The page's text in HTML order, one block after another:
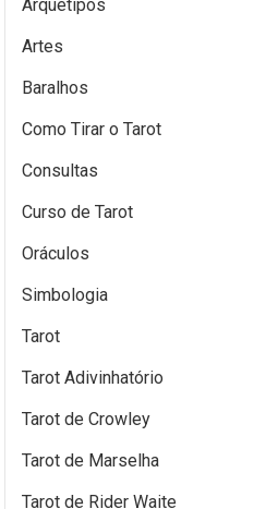
Arquétipos
Artes
Baralhos
Como Tirar o Tarot
Consultas
Curso de Tarot
Oráculos
Simbologia
Tarot
Tarot Adivinhatório
Tarot de Crowley
Tarot de Marselha
Tarot de Rider Waite